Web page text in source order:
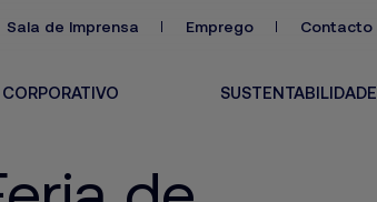
Sala de Imprensa Emprego Contacto
CORPORATIVO SUSTENTABILIDADE